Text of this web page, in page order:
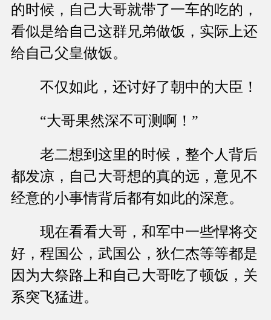
的时候，自己大哥就带了一车的吃的，
看似是给自己这群兄弟做饭，实际上还
给自己父皇做饭。
不仅如此，还讨好了朝中的大臣！
“大哥果然深不可测啊！”
老二想到这里的时候，整个人背后
都发凉，自己大哥想的真的远，意见不
经意的小事情背后都有如此的深意。
现在看看大哥，和军中一些悍将交
好，程国公，武国公，狄仁杰等等都是
因为大祭路上和自己大哥吃了顿饭，关
系突飞猛进。